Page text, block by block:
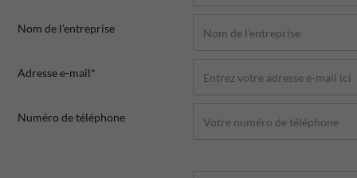
Nom de l'entreprise
Adresse e-mail*
Numéro de téléphone